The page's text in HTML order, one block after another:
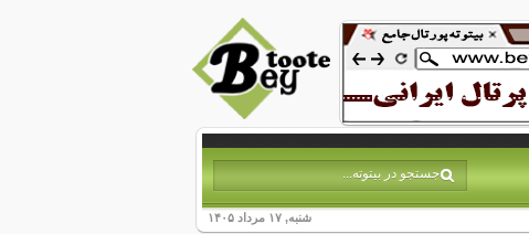
شنبه, ۱۷ مرداد ۱۴۰۵